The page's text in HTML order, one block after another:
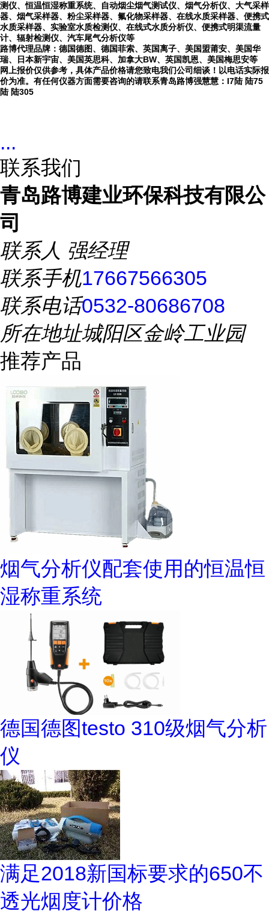
测仪、恒温恒湿称重系统、自动烟尘烟气测试仪、烟气分析仪、大气采样
器、烟气采样器、粉尘采样器、氟化物采样器、在线水质采样器、便携式
水质采样器、实验室水质检测仪、在线式水质分析仪、便携式明渠流量
计、辐射检测仪、汽车尾气分析仪等
路博代理品牌：德国德图、德国菲索、英国离子、美国盟莆安、美国华
瑞、日本新宇宙、美国英思科、加拿大BW、英国凯恩、美国梅思安等
网上报价仅供参考，具体产品价格请您致电我们公司细谈！以电话实际报
价为准。 有任何仪器方面需要咨询的请联系青岛路博强慧慧 ： I7陆 陆75
陆 陆305
...
联系我们
青岛路博建业环保科技有限公
司
联系人 强经理
联系手机17667566305
联系电话0532-80686708
所在地址城阳区金岭工业园
推荐产品
烟气分析仪配套使用的恒温恒
湿称重系统
德国德图testo 310级烟气分析
仪
满足2018新国标要求的650不
透光烟度计价格